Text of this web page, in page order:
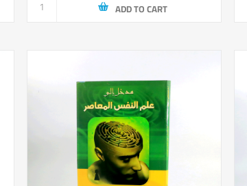
ADD TO CART